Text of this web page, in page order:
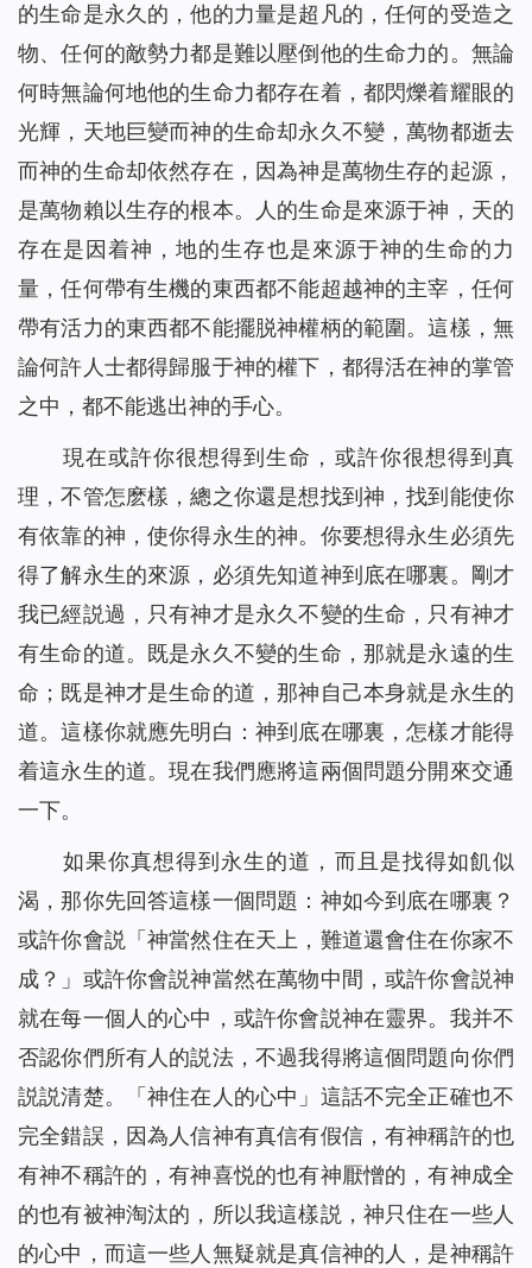
的生命是永久的，他的力量是超凡的，任何的受造之
物、任何的敵勢力都是難以壓倒他的生命力的。無論
何時無論何地他的生命力都存在着，都閃爍着耀眼的
光輝，天地巨變而神的生命却永久不變，萬物都逝去
而神的生命却依然存在，因為神是萬物生存的起源，
是萬物賴以生存的根本。人的生命是來源于神，天的
存在是因着神，地的生存也是來源于神的生命的力
量，任何帶有生機的東西都不能超越神的主宰，任何
帶有活力的東西都不能擺脱神權柄的範圍。這樣，無
論何許人士都得歸服于神的權下，都得活在神的掌管
之中，都不能逃出神的手心。
現在或許你很想得到生命，或許你很想得到真
理，不管怎麽樣，總之你還是想找到神，找到能使你
有依靠的神，使你得永生的神。你要想得永生必須先
得了解永生的來源，必須先知道神到底在哪裏。剛才
我已經説過，只有神才是永久不變的生命，只有神才
有生命的道。既是永久不變的生命，那就是永遠的生
命；既是神才是生命的道，那神自己本身就是永生的
道。這樣你就應先明白：神到底在哪裏，怎樣才能得
着這永生的道。現在我們應將這兩個問題分開來交通
一下。
如果你真想得到永生的道，而且是找得如飢似
渴，那你先回答這樣一個問題：神如今到底在哪裏？
或許你會説「神當然住在天上，難道還會住在你家不
成？」或許你會説神當然在萬物中間，或許你會説神
就在每一個人的心中，或許你會説神在靈界。我并不
否認你們所有人的説法，不過我得將這個問題向你們
説説清楚。「神住在人的心中」這話不完全正確也不
完全錯誤，因為人信神有真信有假信，有神稱許的也
有神不稱許的，有神喜悦的也有神厭憎的，有神成全
的也有被神淘汰的，所以我這樣説，神只住在一些人
的心中，而這一些人無疑就是真信神的人，是神稱許